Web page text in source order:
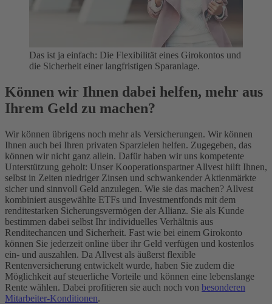
Das ist ja einfach: Die Flexibilität eines Girokontos und
die Sicherheit einer langfristigen Sparanlage.
Können wir Ihnen dabei helfen, mehr aus
Ihrem Geld zu machen?
Wir können übrigens noch mehr als Versicherungen. Wir können
Ihnen auch bei Ihren privaten Sparzielen helfen. Zugegeben, das
können wir nicht ganz allein. Dafür haben wir uns kompetente
Unterstützung geholt: Unser Kooperationspartner Allvest hilft Ihnen,
selbst in Zeiten niedriger Zinsen und schwankender Aktienmärkte
sicher und sinnvoll Geld anzulegen. Wie sie das machen? Allvest
kombiniert ausgewählte ETFs und Investmentfonds mit dem
renditestarken Sicherungsvermögen der Allianz. Sie als Kunde
bestimmen dabei selbst Ihr individuelles Verhältnis aus
Renditechancen und Sicherheit. Fast wie bei einem Girokonto
können Sie jederzeit online über ihr Geld verfügen und kostenlos
ein- und auszahlen. Da Allvest als äußerst flexible
Rentenversicherung entwickelt wurde, haben Sie zudem die
Möglichkeit auf steuerliche Vorteile und können eine lebenslange
Rente wählen. Dabei profitieren sie auch noch von besonderen
Mitarbeiter-Konditionen.